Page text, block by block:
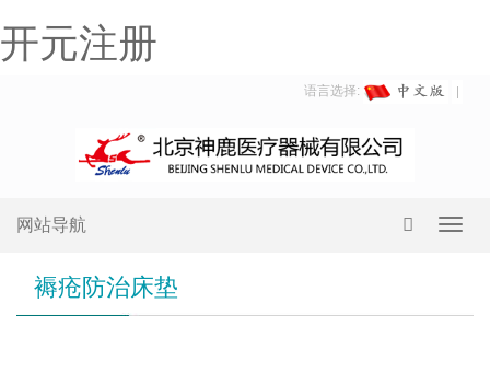
开元注册
语言选择:
网站导航
褥疮防治床垫